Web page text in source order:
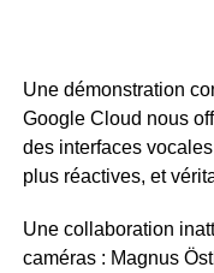
Une démonstration
Google Cloud nous
des interfaces
plus réactives, et
Une collaboration
caméras : Magnus